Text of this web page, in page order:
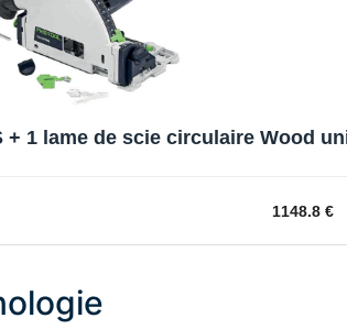
1 lame de scie circulaire Wood
1148.8 €